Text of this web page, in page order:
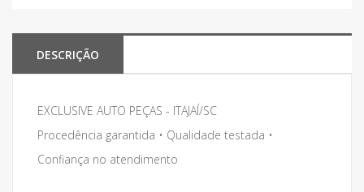
DESCRIÇÃO
EXCLUSIVE AUTO PEÇAS - ITAJAÍ/SC
Procedência garantida • Qualidade testada •
Confiança no atendimento